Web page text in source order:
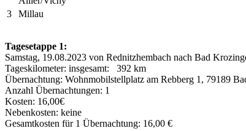
3
Millau
Tagesetappe 1:
Samstag, 19.08.2023 von Rednitzhembach nach Bad
Tageskilometer: insgesamt: 392 km
Übernachtung: Wohnmobilstellplatz am Rebberg 1, 79189
Anzahl Übernachtungen: 1
Kosten: 16,00€
Nebenkosten: keine
Gesamtkosten für 1 Übernachtung: 16,00 €